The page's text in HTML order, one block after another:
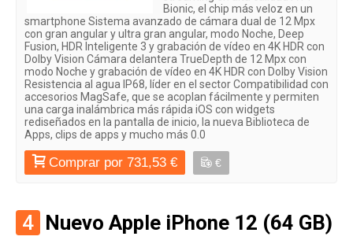
Bionic, el chip más veloz en un
smartphone Sistema avanzado de cámara dual de 12 Mpx
con gran angular y ultra gran angular, modo Noche, Deep
Fusion, HDR Inteligente 3 y grabación de vídeo en 4K HDR con
Dolby Vision Cámara delantera TrueDepth de 12 Mpx con
modo Noche y grabación de vídeo en 4K HDR con Dolby Vision
Resistencia al agua IP68, líder en el sector Compatibilidad con
accesorios MagSafe, que se acoplan fácilmente y permiten
una carga inalámbrica más rápida iOS con widgets
rediseñados en la pantalla de inicio, la nueva Biblioteca de
Apps, clips de apps y mucho más 0.0
Comprar por 731,53 € €
4 Nuevo Apple iPhone 12 (64 GB)